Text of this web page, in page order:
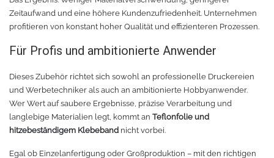
Sublimationsmedien
Filament für 3D-Druck
PLA
PETG
ABS
Sublimationsfarbe
Solvent Tinte
Direct to Film Tinte
Direct-to-Film Folie und Kleber
3D Drucker Zubehör
Zeitaufwand und eine höhere Kundenzufriedenheit. Unternehmen
profitieren von konstant hoher Qualität und effizienteren Prozessen.
Für Profis und ambitionierte Anwender
Dieses Zubehör richtet sich sowohl an professionelle Druckereien
und Werbetechniker als auch an ambitionierte Hobbyanwender.
Wer Wert auf saubere Ergebnisse, präzise Verarbeitung und
langlebige Materialien legt, kommt an Teflonfolie und
hitzebeständigem Klebeband nicht vorbei.
Egal ob Einzelanfertigung oder Großproduktion – mit den richtigen